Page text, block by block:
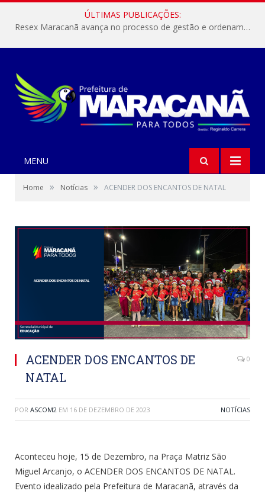
ÚLTIMAS PUBLICAÇÕES:
Resex Maracanã avança no processo de gestão e ordenamento do turismo em nossas áreas protegidas.
MENU
Home » Notícias » ACENDER DOS ENCANTOS DE NATAL
ACENDER DOS ENCANTOS DE
NATAL
0
POR ASCOM2 EM 16 DE DEZEMBRO DE 2023 NOTÍCIAS
Aconteceu hoje, 15 de Dezembro, na Praça Matriz São
Miguel Arcanjo, o ACENDER DOS ENCANTOS DE NATAL.
Evento idealizado pela Prefeitura de Maracanã, através da